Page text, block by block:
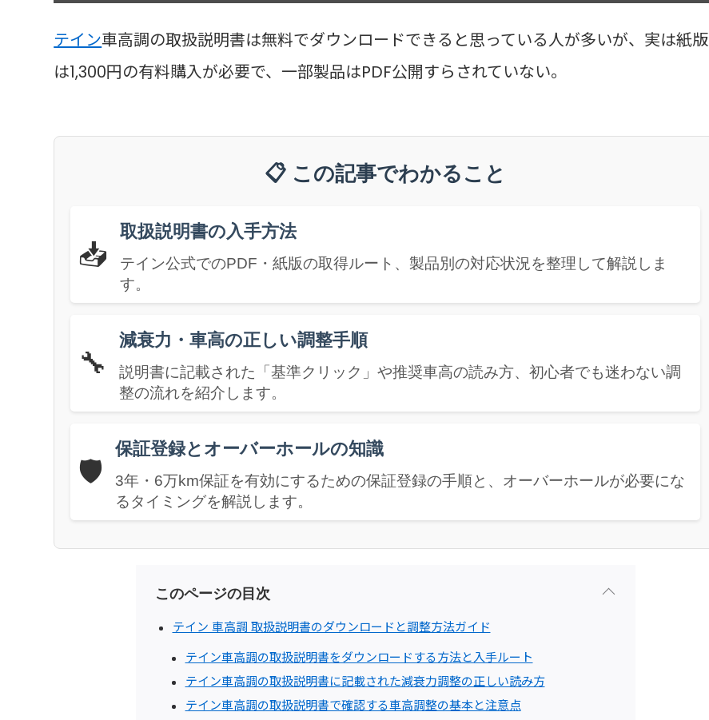
テイン車高調の取扱説明書は無料でダウンロードできると思っている人が多いが、実は紙版
は1,300円の有料購入が必要で、一部製品はPDF公開すらされていない。
📋 この記事でわかること
📥
取扱説明書の入手方法
テイン公式でのPDF・紙版の取得ルート、製品別の対応状況を整理して解説しま
す。
🔧
減衰力・車高の正しい調整手順
説明書に記載された「基準クリック」や推奨車高の読み方、初心者でも迷わない調
整の流れを紹介します。
🛡️
保証登録とオーバーホールの知識
3年・6万km保証を有効にするための保証登録の手順と、オーバーホールが必要にな
るタイミングを解説します。
このページの目次
テイン 車高調 取扱説明書のダウンロードと調整方法ガイド
テイン車高調の取扱説明書をダウンロードする方法と入手ルート
テイン車高調の取扱説明書に記載された減衰力調整の正しい読み方
テイン車高調の取扱説明書で確認する車高調整の基本と注意点